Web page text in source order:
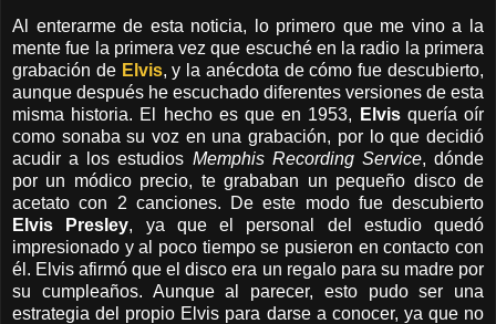
Al enterarme de esta noticia, lo primero que me vino a la
mente fue la primera vez que escuché en la radio la primera
grabación de Elvis, y la anécdota de cómo fue descubierto,
aunque después he escuchado diferentes versiones de esta
misma historia. El hecho es que en 1953,
Elvisquería oír
como sonaba su voz en una grabación, por lo que decidió
acudir a los estudios Memphis Recording Service, dónde
por un módico precio, te grababan un pequeño disco de
acetato con 2 canciones. De este modo fue descubierto
Elvis Presley, ya que el personal del estudio quedó
impresionado y al poco tiempo se pusieron en contacto con
él. Elvis afirmó que el disco era un regalo para su madre por
su cumpleaños. Aunque al parecer, esto pudo ser una
estrategia del propio Elvis para darse a conocer, ya que no